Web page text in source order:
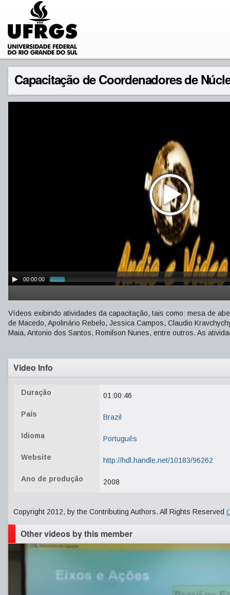
Capacitação de Coordenadores de
00:00:00
Vídeos exibindo atividades da capacitação, tais como: mesa de
de Macedo, Apolinário Rebelo, Jessica Campos, Claudio
Maia, Antonio dos Santos, Romilson Nunes, entre outros. As
Video Info
Duração 01:00:46
País Brazil
Idioma Português
Website http://hdl.handle.net/10183/96262
Ano de produção 2008
Copyright 2012, by the Contributing Authors. All Rights Reserved
Other videos by this member